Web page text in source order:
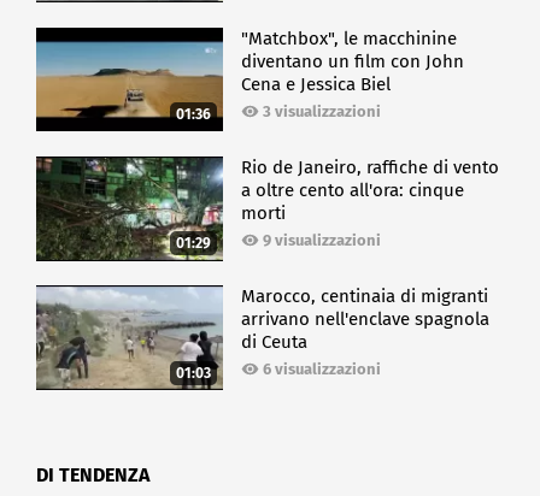
01:36
"Matchbox", le macchinine
diventano un film con John
Cena e Jessica Biel
3 visualizzazioni
01:29
Rio de Janeiro, raffiche di vento
a oltre cento all'ora: cinque
morti
9 visualizzazioni
01:03
Marocco, centinaia di migranti
arrivano nell'enclave spagnola
di Ceuta
6 visualizzazioni
DI TENDENZA